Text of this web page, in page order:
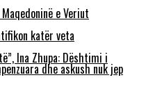
e Veriut
katër veta
Ina Zhupa: Dështimi i
dhe askush nuk jep